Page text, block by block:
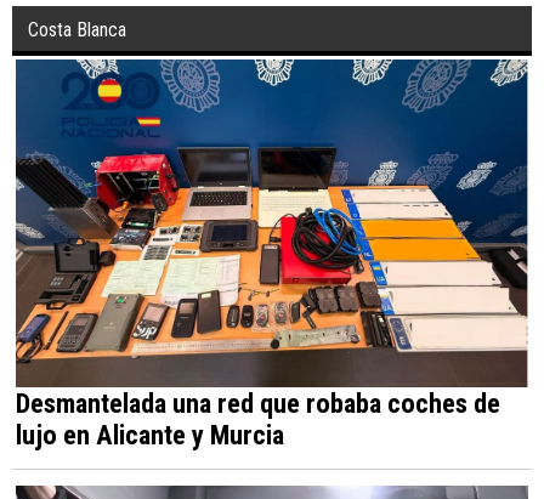
Costa Blanca
Desmantelada una red que robaba coches de
lujo en Alicante y Murcia